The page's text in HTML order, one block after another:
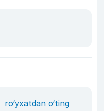
ro‘yxatdan o‘ting